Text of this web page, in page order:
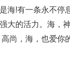
海!有一条永不
大的活力。海，
尚，海，也爱你